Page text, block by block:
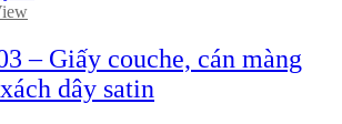
– Giấy couche, cán màng
dây satin